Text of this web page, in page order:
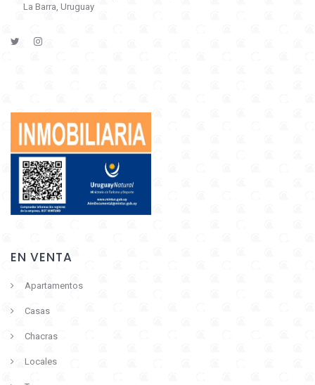
La Barra, Uruguay
EN VENTA
Apartamentos
Casas
Chacras
Locales